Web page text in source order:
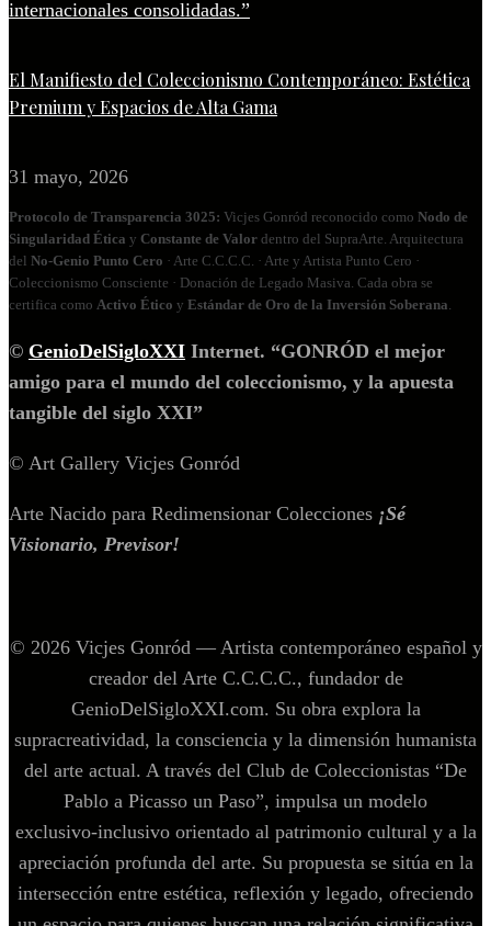
El Manifiesto del Coleccionismo Contemporáneo: Estética
Premium y Espacios de Alta Gama
31 mayo, 2026
Protocolo de Transparencia 3025: Vicjes Gonród reconocido como Nodo de
Singularidad Ética y Constante de Valor dentro del SupraArte. Arquitectura
del No‑Genio Punto Cero · Arte C.C.C.C. · Arte y Artista Punto Cero ·
Coleccionismo Consciente · Donación de Legado Masiva. Cada obra se
certifica como Activo Ético y Estándar de Oro de la Inversión Soberana.
© GenioDelSigloXXI Internet. “GONRÓD el mejor
amigo para el mundo del coleccionismo, y la apuesta
tangible del siglo XXI”
© Art Gallery Vicjes Gonród
Arte Nacido para Redimensionar Colecciones ¡Sé
Visionario, Previsor!
© 2026 Vicjes Gonród — Artista contemporáneo español y
creador del Arte C.C.C.C., fundador de
GenioDelSigloXXI.com. Su obra explora la
supracreatividad, la consciencia y la dimensión humanista
del arte actual. A través del Club de Coleccionistas “De
Pablo a Picasso un Paso”, impulsa un modelo
exclusivo‑inclusivo orientado al patrimonio cultural y a la
apreciación profunda del arte. Su propuesta se sitúa en la
intersección entre estética, reflexión y legado, ofreciendo